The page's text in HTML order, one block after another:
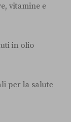
vitamine e
in olio
per la salute